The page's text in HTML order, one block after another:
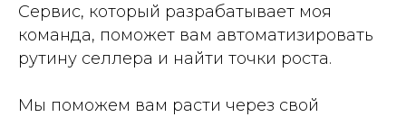
Сервис, который разрабатывает моя
команда, поможет вам автоматизировать
рутину селлера и найти точки роста.
Мы поможем вам расти через свой